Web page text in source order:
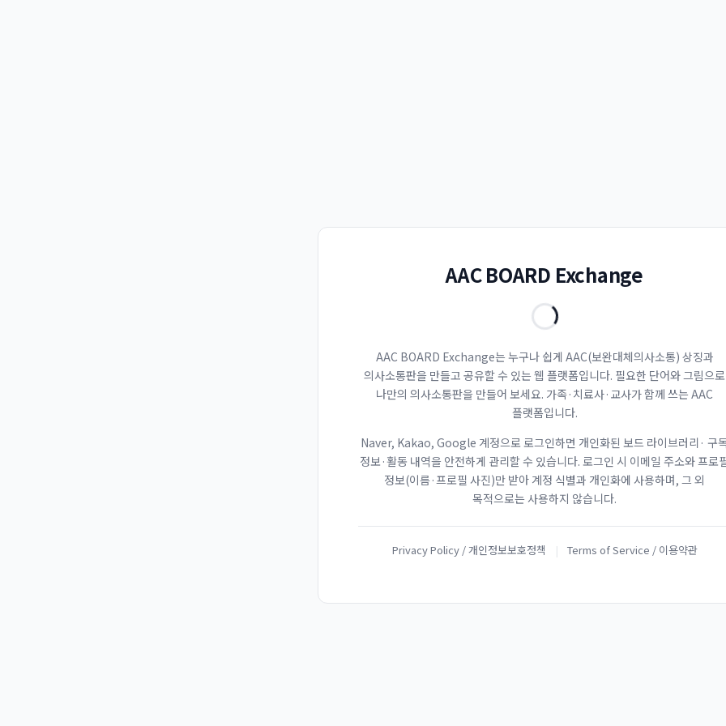
AAC BOARD Exchange
AAC BOARD Exchange는 누구나 쉽게 AAC(보완대체의사소통) 상징과
의사소통판을 만들고 공유할 수 있는 웹 플랫폼입니다. 필요한 단어와 그림으로
나만의 의사소통판을 만들어 보세요. 가족·치료사·교사가 함께 쓰는 AAC
플랫폼입니다.
Naver, Kakao, Google 계정으로 로그인하면 개인화된 보드 라이브러리· 구
정보·활동 내역을 안전하게 관리할 수 있습니다. 로그인 시 이메일 주소와 프로
정보(이름·프로필 사진)만 받아 계정 식별과 개인화에 사용하며, 그 외
목적으로는 사용하지 않습니다.
Privacy Policy / 개인정보보호정책 | Terms of Service / 이용약관